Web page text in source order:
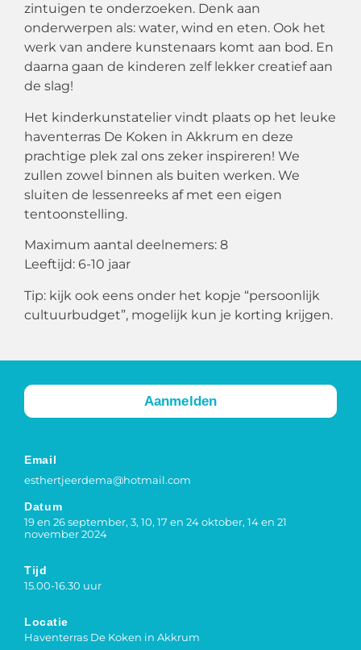
zintuigen te onderzoeken. Denk aan
onderwerpen als: water, wind en eten. Ook het
werk van andere kunstenaars komt aan bod. En
daarna gaan de kinderen zelf lekker creatief aan
de slag!
Het kinderkunstatelier vindt plaats op het leuke
haventerras De Koken in Akkrum en deze
prachtige plek zal ons zeker inspireren! We
zullen zowel binnen als buiten werken. We
sluiten de lessenreeks af met een eigen
tentoonstelling.
Maximum aantal deelnemers: 8
Leeftijd: 6-10 jaar
Tip: kijk ook eens onder het kopje “persoonlijk
cultuurbudget”, mogelijk kun je korting krijgen.
Aanmelden
Email
esthertjeerdema@hotmail.com
Datum
19 en 26 september, 3, 10, 17 en 24 oktober, 14 en 21
november 2024
Tijd
15.00-16.30 uur
Locatie
Haventerras De Koken in Akkrum